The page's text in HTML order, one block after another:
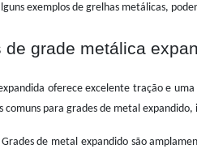
exemplos de grelhas metálicas,
de grade metálica
oferece excelente tração e
comuns para grades de metal expandido,
Grades de metal expandido são